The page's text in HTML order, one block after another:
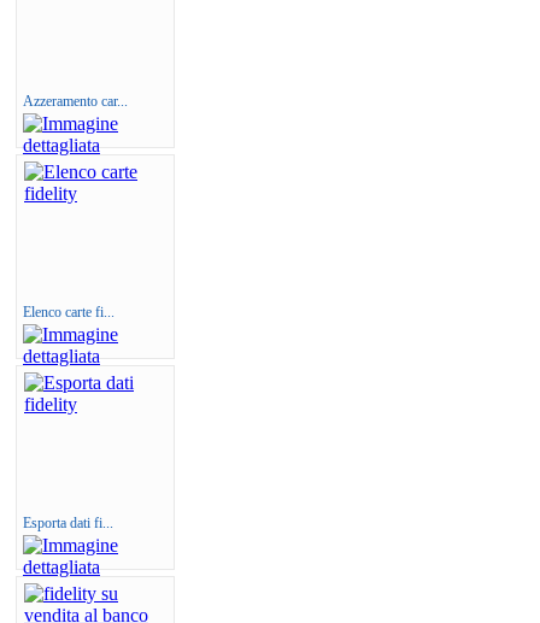
Azzeramento car...
Elenco carte fi...
Esporta dati fi...